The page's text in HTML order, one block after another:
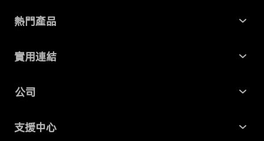
熱門產品
Windows 資料救援
AI File Repair
Partition Manager
實用連結
最新資訊
USB 隨身碟資料救援
公司
關於我們
支援中心